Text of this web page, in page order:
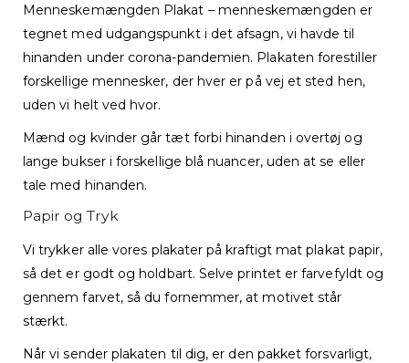
Menneskemængden Plakat – menneskemængden er
tegnet med udgangspunkt i det afsagn, vi havde til
hinanden under corona-pandemien. Plakaten forestiller
forskellige mennesker, der hver er på vej et sted hen,
uden vi helt ved hvor.
Mænd og kvinder går tæt forbi hinanden i overtøj og
lange bukser i forskellige blå nuancer, uden at se eller
tale med hinanden.
Papir og Tryk
Vi trykker alle vores plakater på kraftigt mat plakat papir,
så det er godt og holdbart. Selve printet er farvefyldt og
gennem farvet, så du fornemmer, at motivet står
stærkt.
Når vi sender plakaten til dig, er den pakket forsvarligt,